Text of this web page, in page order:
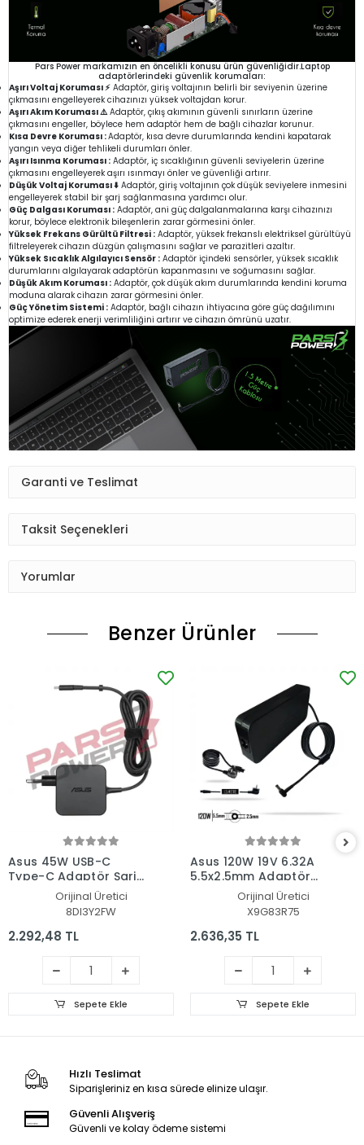
Pars Power markamızın en öncelikli konusu ürün güvenliğidir.Laptop
adaptörlerindeki güvenlik korumaları:
Aşırı Voltaj Koruması ⚡ Adaptör, giriş voltajının belirli bir seviyenin üzerine
çıkmasını engelleyerek cihazınızı yüksek voltajdan korur.
Aşırı Akım Koruması ⚠️Adaptör, çıkış akımının güvenli sınırların üzerine
çıkmasını engeller, böylece hem adaptör hem de bağlı cihazlar korunur.
Kısa Devre Koruması :Adaptör, kısa devre durumlarında kendini kapatarak
yangın veya diğer tehlikeli durumları önler.
Aşırı Isınma Koruması : Adaptör, iç sıcaklığının güvenli seviyelerin üzerine
çıkmasını engelleyerek aşırı ısınmayı önler ve güvenliği artırır.
Düşük Voltaj Koruması ⬇️ Adaptör, giriş voltajının çok düşük seviyelere inmesini
engelleyerek stabil bir şarj sağlanmasına yardımcı olur.
Güç Dalgası Koruması : Adaptör, ani güç dalgalanmalarına karşı cihazınızı
korur, böylece elektronik bileşenlerin zarar görmesini önler.
Yüksek Frekans Gürültü Filtresi : Adaptör, yüksek frekanslı elektriksel gürültüyü
filtreleyerek cihazın düzgün çalışmasını sağlar ve parazitleri azaltır.
Yüksek Sıcaklık Algılayıcı Sensör : Adaptör içindeki sensörler, yüksek sıcaklık
durumlarını algılayarak adaptörün kapanmasını ve soğumasını sağlar.
Düşük Akım Koruması : Adaptör, çok düşük akım durumlarında kendini koruma
moduna alarak cihazın zarar görmesini önler.
Güç Yönetim Sistemi : Adaptör, bağlı cihazın ihtiyacına göre güç dağılımını
optimize ederek enerji verimliliğini artırır ve cihazın ömrünü uzatır.
Garanti ve Teslimat
Taksit Seçenekleri
Yorumlar
Benzer Ürünler
Asus 45W USB-C
Type-C Adaptör Şarj
Aleti-CihazıOrijinal Üretici
8DI3Y2FW
2.292,48 TL
Sepete Ekle
Asus 120W 19V 6.32A
5.5x2.5mm Adaptör
Şarj Aleti-Cihazı
Orijinal Üretici
X9G83R75
2.636,35 TL
Sepete Ekle
Hızlı Teslimat
Siparişleriniz en kısa sürede elinize ulaşır.
Güvenli Alışveriş
Güvenli ve kolay ödeme sistemi